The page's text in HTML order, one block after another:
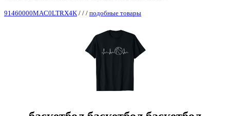
91460000MAC0LTRX4K / / / подобные товары